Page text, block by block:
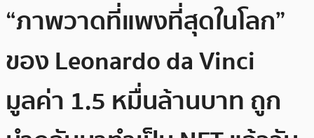
“ภาพวาดที่แพงที่สุดในโลก”
ของ Leonardo da Vinci
มูลค่า 1.5 หมื่นล้านบาท ถูก